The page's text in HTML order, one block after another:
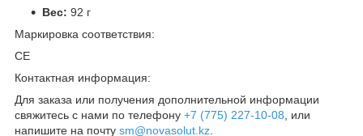
Вес: 92 г
Маркировка соответствия:
СЕ
Контактная информация:
Для заказа или получения дополнительной информации
свяжитесь с нами по телефону +7 (775) 227-10-08 , или
напишите на почту sm@novasolut.kz